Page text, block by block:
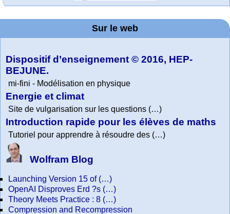
La société 2018
expliquée à mon
grand-père
Wolfram
Education Portal
Wolfram
Demonstrations
Project. College
Physics
TED Talks
MATHCURVE.CO
M
Online math
practice and
lessons
Arts-Scènes
WolframTones :
Generate a
Composition
Wolfram
Mathematica
Tutorial
Collection
Sur le web
Dispositif d’enseignement © 2016, HEP-
BEJUNE.
mi-fini - Modélisation en physique
Energie et climat
Site de vulgarisation sur les questions (…)
Introduction rapide pour les élèves de maths
Tutoriel pour apprendre à résoudre des (…)
Wolfram Blog
Launching Version 15 of (…)
OpenAI Disproves Erd ?s (…)
Theory Meets Practice : 8 (…)
Compression and Recompression